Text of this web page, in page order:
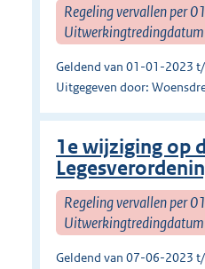
Regeling vervallen per
Geldend van 01-01-2023
Uitgegeven door:
1e wijziging op
Regeling vervallen per
Geldend van 07-06-2023